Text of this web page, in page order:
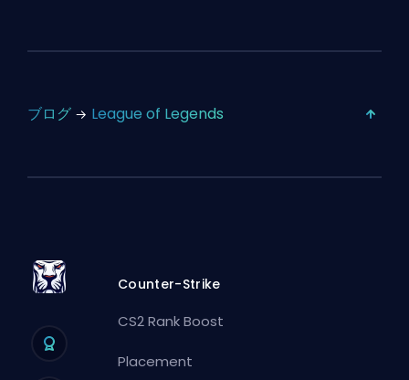
ブログ League of Legends
Counter-Strike
CS2 Rank Boost
Placement